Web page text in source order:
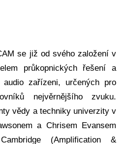
se již od svého založení v
průkopnických řešení a
zařízeni, určených pro
nejvěrnějšího zvuku.
vědy a techniky univerzity v
a Chrisem Evansem
(Amplification &